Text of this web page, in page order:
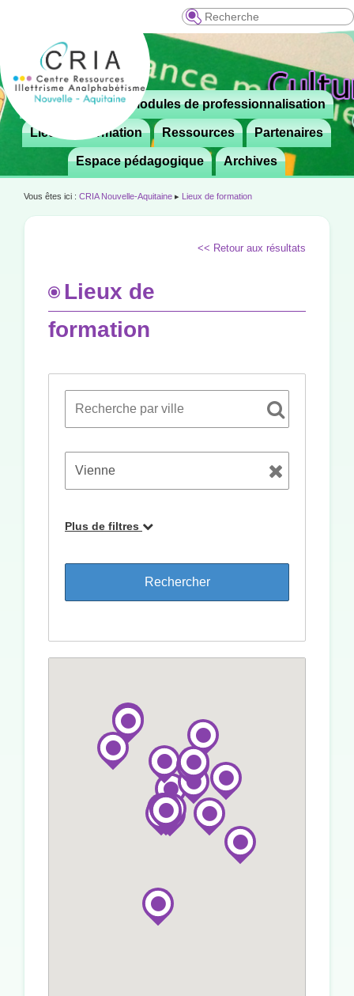
Recherche
Menu
principal
Aller
contenu
principal
 Le CRIA Modules de professionnalisation
Lieux de formation Ressources Partenaires
Espace pédagogique Archives
Vous êtes ici : CRIA Nouvelle-Aquitaine ▸ Lieux de formation
<< Retour aux résultats
Lieux de
formation
Plus de filtres